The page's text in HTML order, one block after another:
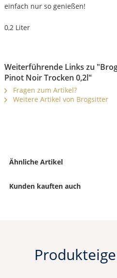
einfach nur so genießen!
0,2 Liter
Weiterführende Links zu
Pinot Noir Trocken 0,2l"
Fragen zum Artikel?
Weitere Artikel von Brogsitter
Ähnliche Artikel
Kunden kauften auch